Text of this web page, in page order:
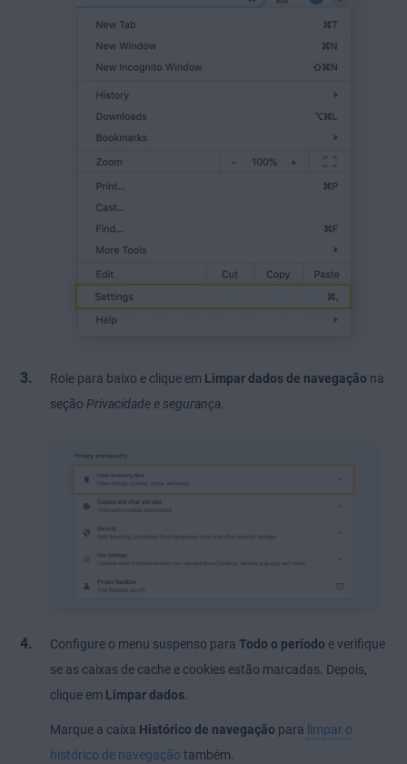
Role para baixo e clique em Limpar dados de navegação na
seção Privacidade e segurança.
Configure o menu suspenso para Todo o período e verifique
se as caixas de cache e cookies estão marcadas. Depois,
clique em Limpar dados
Marque a caixa Histórico de navegação para limpar o
histórico de navegação também.